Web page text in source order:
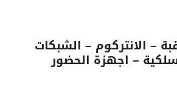
– الانتركوم – الشبكات
– اجهزة الحضور